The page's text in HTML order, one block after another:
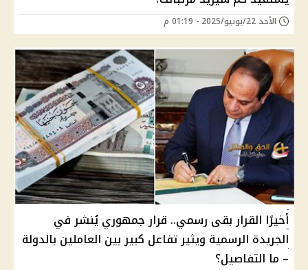
الأحد 22/يونيو/2025 - 01:19 م
أخيرًا القرار بقى رسمي.. قرار جمهوري يُنشر في
الجريدة الرسمية ويثير تفاعل كبير بين العاملين بالدولة
– ما التفاصيل؟